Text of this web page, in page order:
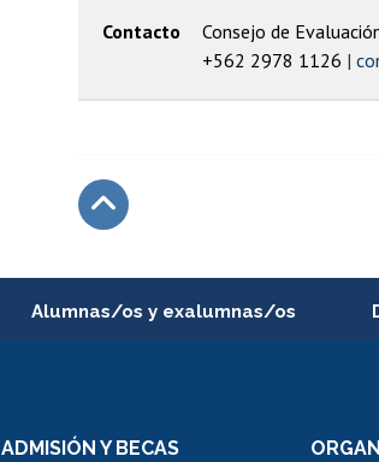
Contacto
Consejo de
+562 2978 1126
Alumnas/os y exalumnas/os
Consulta y certificado de notas
ADMISIÓN Y BECAS